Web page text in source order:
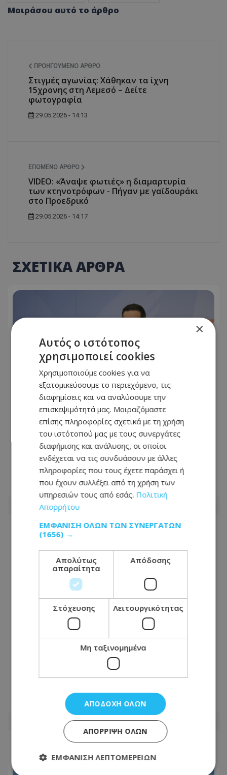
Μοιράσου αυτό το άρθρο
ΠΡΟΗΓΟΎΜΕΝΟ ΆΡΘΡΟ
Στιγμές αγωνίας: Χάθηκαν τα ίχνη
15χρονης στη Λεμεσό – Δείτε
φωτογραφία
29.05.2026 - 14:13
ΕΠΌΜΕΝΟ ΆΡΘΡΟ
VIDEO: «Άναψε φωτιές» η διαμαρτυρία
των κτηνοτρόφων - Πήγαν με γαϊδουράκι
στο Προεδρικό
29.05.2026 - 14:17
ΣΧΕΤΙΚΑ ΑΡΘΡΑ
Λετυμπιώτης: Σαφής προοπτική
επιστροφής στην ουσία Κυπριακού
από πρόθεση Γκουτέρες για νέα
διευρυμένη
09.08.2026 - 10:31
Νέα κόντρα ΑΚΕΛ–Χριστοδουλίδη για
τους διορισμούς: «Το πάρτι όχι μόνο
δεν τελείωσε, αλλά έχει ενταθεί»
09.08.2026 - 09:54
×
Αυτός ο ιστότοπος
χρησιμοποιεί cookies
Χρησιμοποιούμε cookies για να
εξατομικεύσουμε το περιεχόμενο, τις
διαφημίσεις και να αναλύσουμε την
επισκεψιμότητά μας. Μοιραζόμαστε
επίσης πληροφορίες σχετικά με τη χρήση
του ιστότοπού μας με τους συνεργάτες
διαφήμισης και ανάλυσης, οι οποίοι
ενδέχεται να τις συνδυάσουν με άλλες
πληροφορίες που τους έχετε παράσχει ή
που έχουν συλλέξει από τη χρήση των
υπηρεσιών τους από εσάς. Πολιτική
Απορρήτου
ΕΜΦΆΝΙΣΗ ΌΛΩΝ ΤΩΝ ΣΥΝΕΡΓΑΤΏΝ
(1656) →
Απολύτως
απαραίτητα
Απόδοσης
Στόχευσης Λειτουργικότητας
Μη ταξινομημένα
ΑΠΟΔΟΧΉ ΌΛΩΝ
ΑΠΌΡΡΙΨΗ ΌΛΩΝ
ΕΜΦΆΝΙΣΗ ΛΕΠΤΟΜΕΡΕΙΏΝ